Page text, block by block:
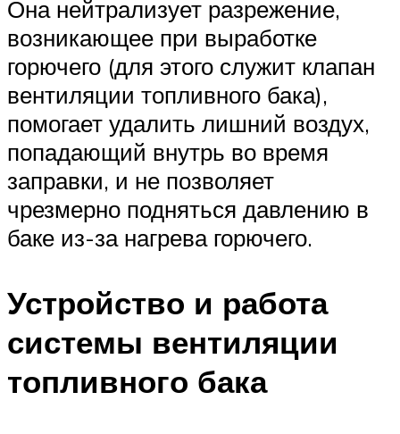
Она нейтрализует разрежение,
возникающее при выработке
горючего (для этого служит клапан
вентиляции топливного бака),
помогает удалить лишний воздух,
попадающий внутрь во время
заправки, и не позволяет
чрезмерно подняться давлению в
баке из-за нагрева горючего.
Устройство и работа
системы вентиляции
топливного бака